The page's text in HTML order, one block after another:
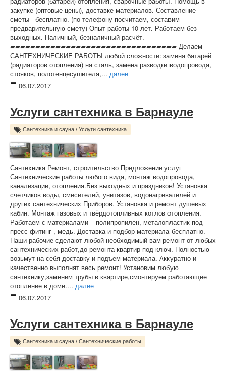
закупке (оптовые цены), доставке материалов. Составление
сметы - бесплатно. (по телефону посчитаем, составим
предварительную смету) Опыт работы 10 лет. Работаем без
выходных. Наличный, безналичный расчёт.
▰▰▰▰▰▰▰▰▰▰▰▰▰▰▰▰▰▰▰▰▰▰▰▰▰▰▰▰▰▰▰▰▰ Делаем
САНТЕХНИЧЕСКИЕ РАБОТЫ любой сложности: замена батарей
(радиаторов отопления) на сталь, замена разводки водопровода,
стояков, полотенцесушителя,... далее
06.07.2017
Услуги сантехника в Барнауле
Сантехника и сауна / Услуги сантехника
Сантехника Ремонт, строительство Предложение услуг
Сантехнические работы любого вида, монтаж водопровода,
канализации, отопления.Без выходных и праздников! Установка
счетчиков воды, смесителей, унитазов, водонагревателей и
других сантехнических Приборов. Установка и ремонт душевых
кабин. Монтаж газовых и твёрдотопливных котлов отопления.
Работаем с материалами – полипропилен, металопластик под
пресс фитинг , медь. Доставка и подбор материала бесплатно.
Наши рабочие сделают любой необходимый вам ремонт от любых
сантехнических работ,до ремонта квартир под ключ. Полностью
возьмут на себя доставку и подъем материала. Аккуратно и
качественно выполнят весь ремонт! Установим любую
сантехнику,заменим трубы в квартире,смонтируем работающее
отопление в доме.... далее
06.07.2017
Услуги сантехника в Барнауле
Сантехника и сауна / Сантехнические работы